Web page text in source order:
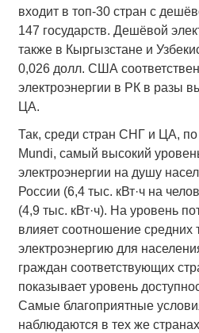
входит в топ-30 стран с
147 государств. Дешёвой
также в Кыргызстане и
0,026 долл. США
электроэнергии в РК в разы
ЦА.
Так, среди стран СНГ и ЦА,
Mundi, самый высокий
электроэнергии на душу
России (6,4 тыс. кВт·ч на
(4,9 тыс. кВт·ч). На уровень
влияет соотношение средних
электроэнергию для
граждан соответствующих
показывает уровень
Самые благоприятные
наблюдаются в тех же